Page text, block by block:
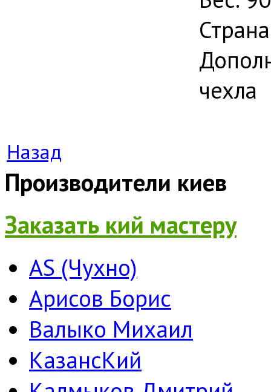
чехла
Назад
Производители киев
Заказать кий мастеру
AS (Чухно)
Арисов Борис
Валыко Михаил
КазансКий